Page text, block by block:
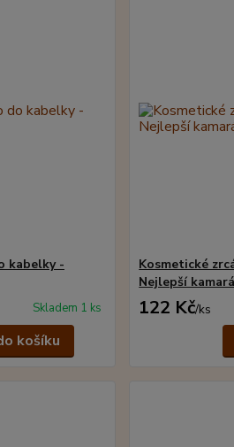
kabelky -
Skladem 1 ks
košíku
Kosmetické
Nejlepší
122 Kč/ks